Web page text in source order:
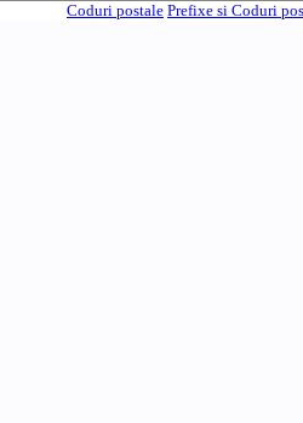
Coduri postale Prefixe si Coduri